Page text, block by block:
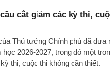
cắt giảm các kỳ thi,
Thủ tướng Chính phủ đã đưa
học 2026-2027, trong đó một
thi, cuộc thi không cần thiết.